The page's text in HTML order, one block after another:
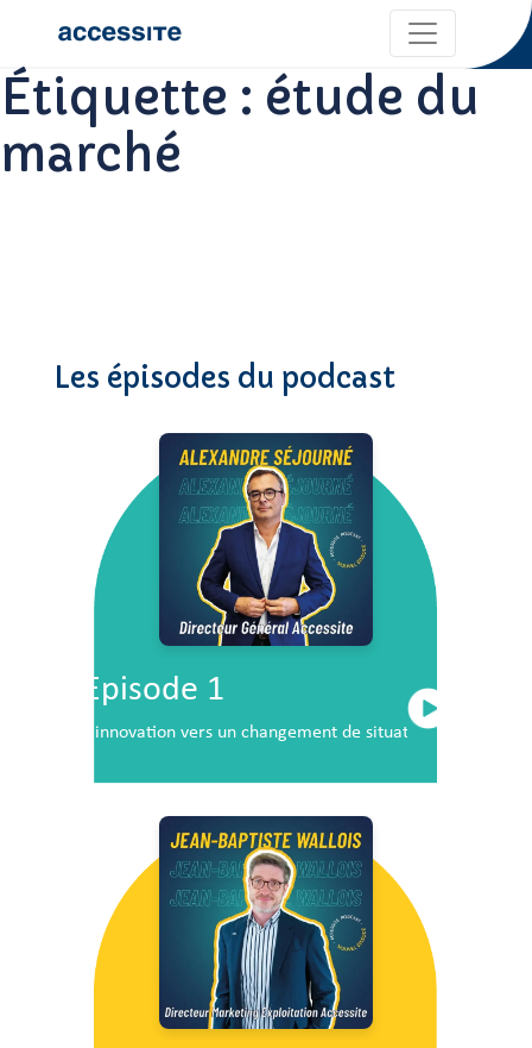
Étiquette : étude du
marché
Les épisodes du podcast
Episode 1
L’innovation vers un changement de situation